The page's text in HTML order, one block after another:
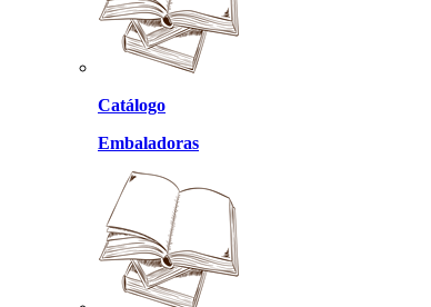
Catálogo
Embaladoras